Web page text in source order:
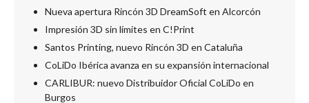
Nueva apertura Rincón 3D DreamSoft en Alcorcón
Impresión 3D sin límites en C!Print
Santos Printing, nuevo Rincón 3D en Cataluña
CoLiDo Ibérica avanza en su expansión internacional
CARLIBUR: nuevo Distribuidor Oficial CoLiDo en
Burgos